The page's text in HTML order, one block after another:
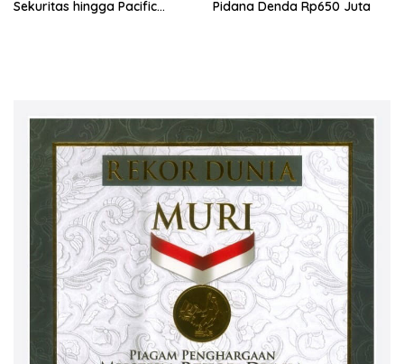
Sekuritas hingga Pacific
Pidana Denda Rp650 Juta